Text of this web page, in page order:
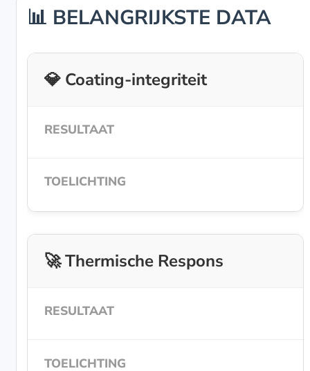
📊 BELANGRIJKSTE DATA
💎 Coating-integriteit
🚀 Thermische Respons